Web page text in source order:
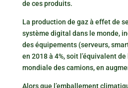
de ces produits.
La production de gaz à effet de
système digital dans le monde,
des équipements (serveurs,
en 2018 à 4%, soit l’équivalent
mondiale des camions, en
Alors que l’emballement